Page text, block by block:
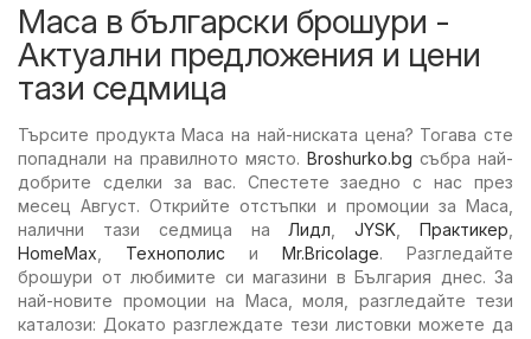
Маса в български брошури -
Актуални предложения и цени
тази седмица
Търсите продукта Маса на най-ниската цена? Тогава сте
попаднали на правилното място. Broshurko.bg събра най-
добрите сделки за вас. Спестете заедно с нас през
месец Август. Открийте отстъпки и промоции за Маса,
налични тази седмица на Лидл ,JYSK ,Практикер
HomeMax
Технополис и Mr.Bricolage. Разгледайте
брошури от любимите си магазини в България днес. За
най-новите промоции на Маса, моля, разгледайте тези
каталози: Докато разглеждате тези листовки можете да